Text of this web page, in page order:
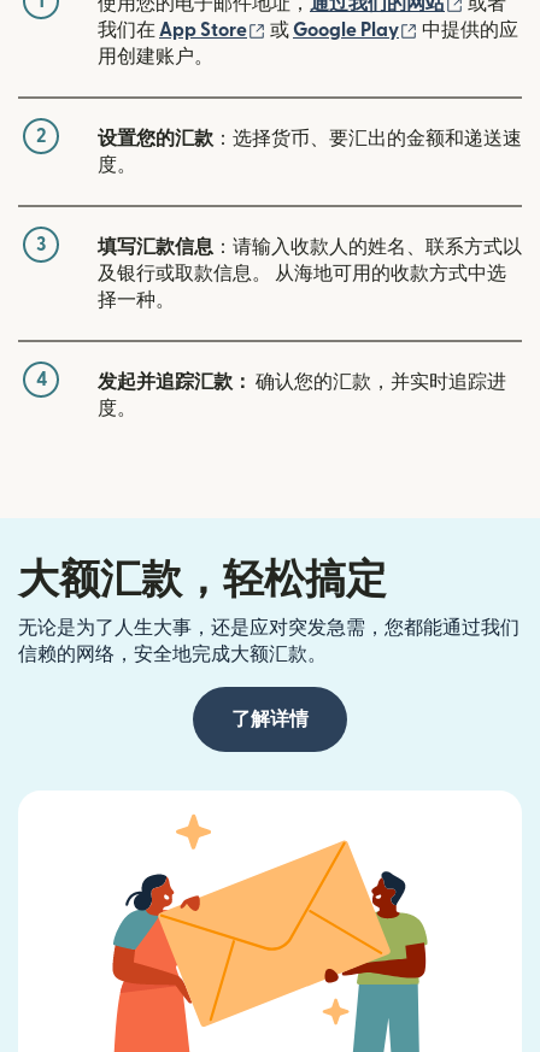
我们在 App Store （在新窗口中打开）
或Google Play （在新窗口中
中提供的应
用创建账户。
2 设置您的汇款 ：选择货币、要汇出的金额和递送速
度。
3 填写汇款信息 ：请输入收款人的姓名、联系方式以
及银行或取款信息。 从海地可用的收款方式中选
择一种。
4 发起并追踪汇款： 确认您的汇款，并实时追踪进
度。
大额汇款，轻松搞定
无论是为了人生大事，还是应对突发急需，您都能通过我们
信赖的网络，安全地完成大额汇款。
了解详情